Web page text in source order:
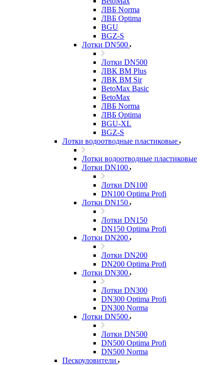
ЛВБ Norma
ЛВБ Optima
BGU
BGZ-S
Лотки DN500
Лотки DN500
ЛВК ВМ Plus
ЛВК ВМ Sir
BetoMax Basic
BetoMax
ЛВБ Norma
ЛВБ Optima
BGU-XL
BGZ-S
Лотки водоотводные пластиковые
Лотки водоотводные пластиковые
Лотки DN100
Лотки DN100
DN100 Optima Profi
Лотки DN150
Лотки DN150
DN150 Optima Profi
Лотки DN200
Лотки DN200
DN200 Optima Profi
Лотки DN300
Лотки DN300
DN300 Optima Profi
DN300 Norma
Лотки DN500
Лотки DN500
DN500 Optima Profi
DN500 Norma
Пескоуловители